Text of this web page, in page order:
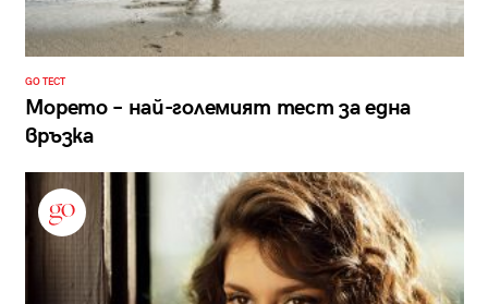
GO ТЕСТ
Морето – най-големият тест за една
връзка